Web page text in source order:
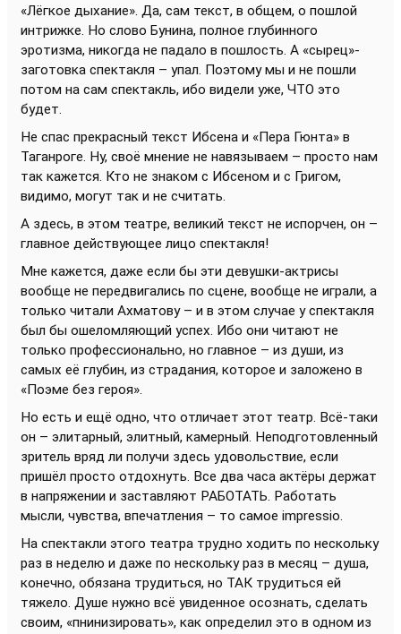
«Лёгкое дыхание». Да, сам текст, в общем, о пошлой
интрижке. Но слово Бунина, полное глубинного
эротизма, никогда не падало в пошлость. А «сырец»-
заготовка спектакля – упал. Поэтому мы и не пошли
потом на сам спектакль, ибо видели уже, ЧТО это
будет.
Не спас прекрасный текст Ибсена и «Пера Гюнта» в
Таганроге. Ну, своё мнение не навязываем – просто нам
так кажется. Кто не знаком с Ибсеном и с Григом,
видимо, могут так и не считать.
А здесь, в этом театре, великий текст не испорчен, он –
главное действующее лицо спектакля!
Мне кажется, даже если бы эти девушки-актрисы
вообще не передвигались по сцене, вообще не играли, а
только читали Ахматову – и в этом случае у спектакля
был бы ошеломляющий успех. Ибо они читают не
только профессионально, но главное – из души, из
самых её глубин, из страдания, которое и заложено в
«Поэме без героя».
Но есть и ещё одно, что отличает этот театр. Всё-таки
он – элитарный, элитный, камерный. Неподготовленный
зритель вряд ли получи здесь удовольствие, если
пришёл просто отдохнуть. Все два часа актёры держат
в напряжении и заставляют РАБОТАТЬ. Работать
мысли, чувства, впечатления – то самое impressio.
На спектакли этого театра трудно ходить по нескольку
раз в неделю и даже по нескольку раз в месяц – душа,
конечно, обязана трудиться, но ТАК трудиться ей
тяжело. Душе нужно всё увиденное осознать, сделать
своим, «пнинизировать», как определил это в одном из